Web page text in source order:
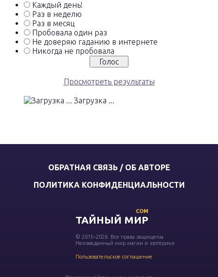
Каждый день!
Раз в неделю
Раз в месяц
Пробовала один раз
Не доверяю гаданию в интернете
Никогда не пробовала
Просмотреть результаты
Загрузка ...
ОБРАТНАЯ СВЯЗЬ / ОБ АВТОРЕ
ПОЛИТИКА КОНФИДЕНЦИАЛЬНОСТИ
ТАЙНЫЙ МИР
COM
© 2015–2026. Все права защищены
Неизведанный мир магии и эзотерики
Пользовательское соглашение